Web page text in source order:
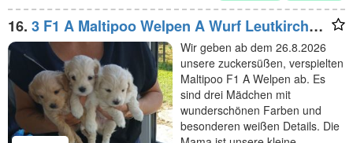
16. 3 F1 A Maltipoo Welpen A Wurf Leutkirch
Memmingen
Wir geben ab dem 26.8.2026
unsere zuckersüßen, verspielten
Maltipoo F1 A Welpen ab. Es
sind drei Mädchen mit
wunderschönen Farben und
besonderen weißen Details. Die